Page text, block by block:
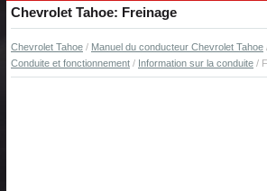
Chevrolet Tahoe: Freinage
Chevrolet Tahoe / Manuel du conducteur Chevrolet Tahoe
Conduite et fonctionnement / Information sur la conduite /